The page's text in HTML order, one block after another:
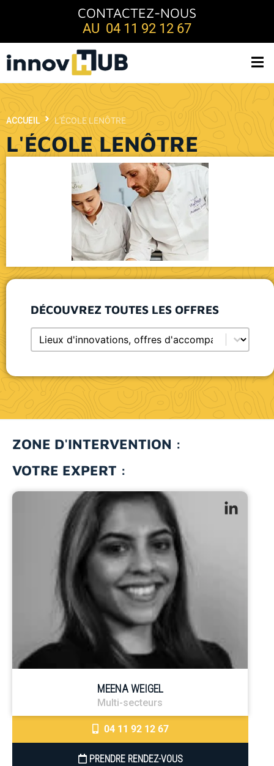
CONTACTEZ-NOUS
AU 04 11 92 12 67
L'ÉCOLE LENÔTRE
ACCUEIL L'ÉCOLE LENÔTRE
DÉCOUVREZ TOUTES LES OFFRES
Selection entitée (select)
Sélectionnez le contenu
ZONE D'INTERVENTION :
VOTRE EXPERT :
MEENA WEIGEL
Multi-secteurs
04 11 92 12 67
PRENDRE RENDEZ-VOUS